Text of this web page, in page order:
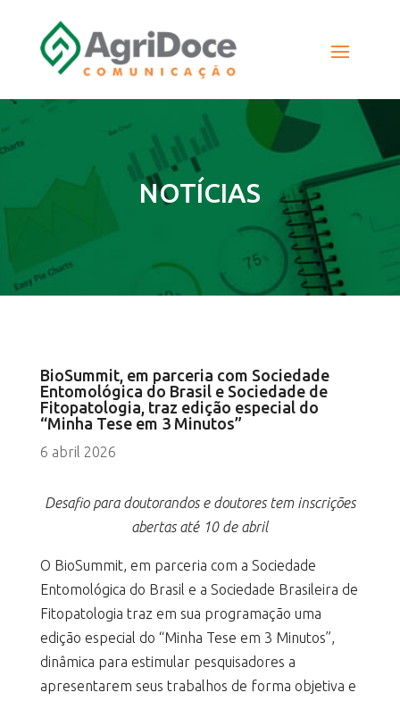
NOTÍCIAS
BioSummit, em parceria com Sociedade
Entomológica do Brasil e Sociedade de
Fitopatologia, traz edição especial do
“Minha Tese em 3 Minutos”
6 abril 2026
Desafio para doutorandos e doutores tem inscrições
abertas até 10 de abril
O BioSummit, em parceria com a Sociedade
Entomológica do Brasil e a Sociedade Brasileira de
Fitopatologia traz em sua programação uma
edição especial do “Minha Tese em 3 Minutos”,
dinâmica para estimular pesquisadores a
apresentarem seus trabalhos de forma objetiva e